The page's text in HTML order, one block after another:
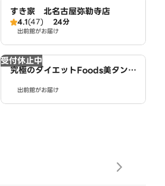
すき家 北名古屋弥勒寺店
4.1(47) 24分
出前館がお届け
受付休止中
究極のダイエットFoods美タンパ
出前館がお届け